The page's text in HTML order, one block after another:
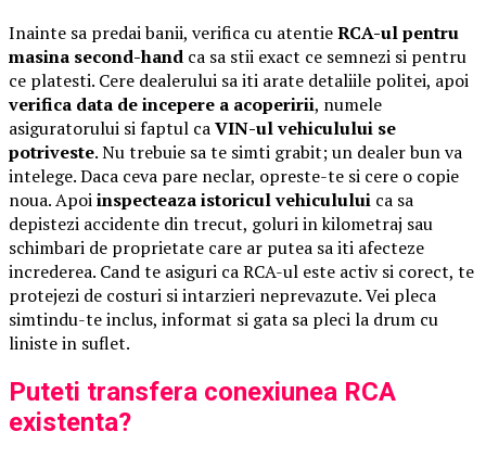
Inainte sa predai banii, verifica cu atentieRCA-ul pentru
masina second-hand ca sa stii exact ce semnezi si pentru
ce platesti. Cere dealerului sa iti arate detaliile politei, apoi
verifica data de incepere a acoperirii, numele
asiguratorului si faptul caVIN-ul vehiculului se
potriveste. Nu trebuie sa te simti grabit; un dealer bun va
intelege. Daca ceva pare neclar, opreste-te si cere o copie
noua. Apoiinspecteaza istoricul vehiculului ca sa
depistezi accidente din trecut, goluri in kilometraj sau
schimbari de proprietate care ar putea sa iti afecteze
increderea. Cand te asiguri ca RCA-ul este activ si corect, te
protejezi de costuri si intarzieri neprevazute. Vei pleca
simtindu-te inclus, informat si gata sa pleci la drum cu
liniste in suflet.
Puteti transfera conexiunea RCA
existenta?